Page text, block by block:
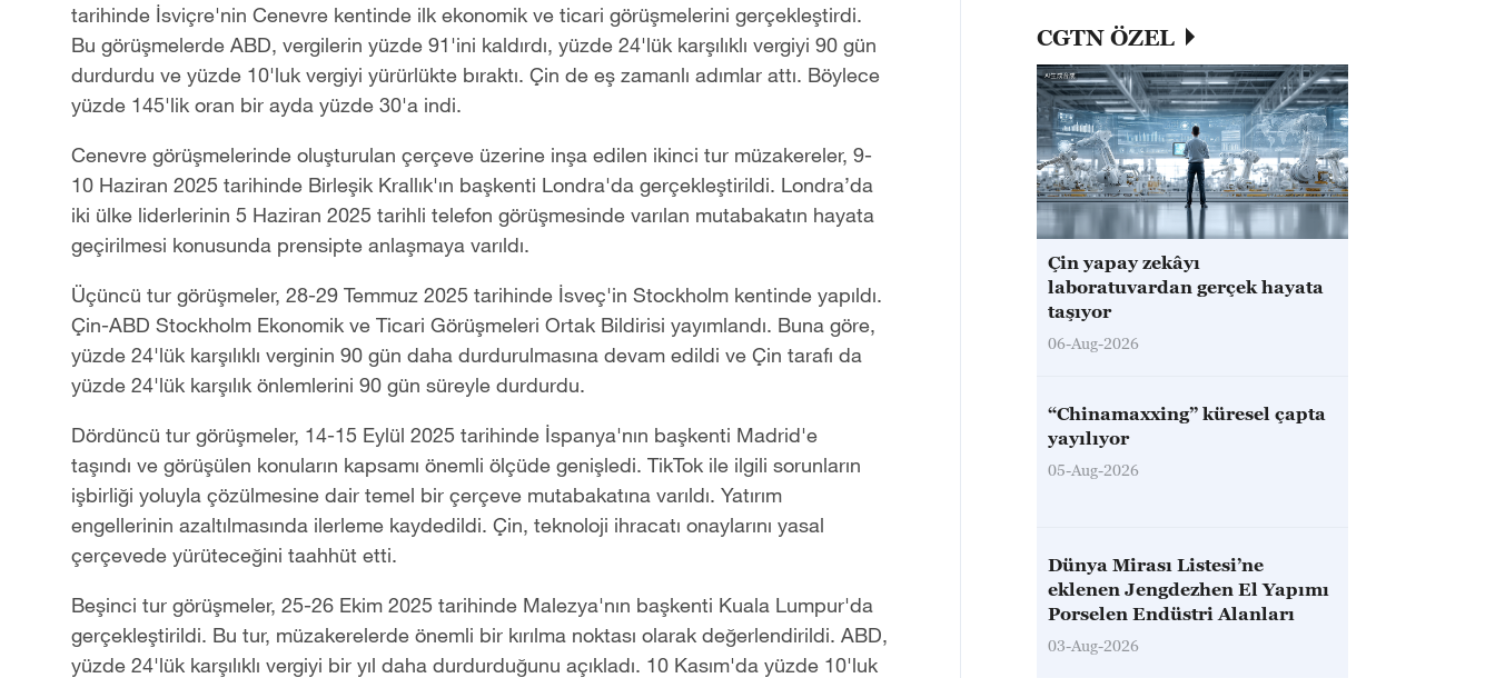
tarihinde İsviçre'nin Cenevre kentinde ilk ekonomik ve ticari görüşmelerini gerçekleştirdi.
Bu görüşmelerde ABD, vergilerin yüzde 91'ini kaldırdı, yüzde 24'lük karşılıklı vergiyi 90 gün
durdurdu ve yüzde 10'luk vergiyi yürürlükte bıraktı. Çin de eş zamanlı adımlar attı. Böylece
yüzde 145'lik oran bir ayda yüzde 30'a indi.
Cenevre görüşmelerinde oluşturulan çerçeve üzerine inşa edilen ikinci tur müzakereler, 9-
10 Haziran 2025 tarihinde Birleşik Krallık'ın başkenti Londra'da gerçekleştirildi. Londra’da
iki ülke liderlerinin 5 Haziran 2025 tarihli telefon görüşmesinde varılan mutabakatın hayata
geçirilmesi konusunda prensipte anlaşmaya varıldı.
Üçüncü tur görüşmeler, 28-29 Temmuz 2025 tarihinde İsveç'in Stockholm kentinde yapıldı.
Çin-ABD Stockholm Ekonomik ve Ticari Görüşmeleri Ortak Bildirisi yayımlandı. Buna göre,
yüzde 24'lük karşılıklı verginin 90 gün daha durdurulmasına devam edildi ve Çin tarafı da
yüzde 24'lük karşılık önlemlerini 90 gün süreyle durdurdu.
Dördüncü tur görüşmeler, 14-15 Eylül 2025 tarihinde İspanya'nın başkenti Madrid'e
taşındı ve görüşülen konuların kapsamı önemli ölçüde genişledi. TikTok ile ilgili sorunların
işbirliği yoluyla çözülmesine dair temel bir çerçeve mutabakatına varıldı. Yatırım
engellerinin azaltılmasında ilerleme kaydedildi. Çin, teknoloji ihracatı onaylarını yasal
çerçevede yürüteceğini taahhüt etti.
Beşinci tur görüşmeler, 25-26 Ekim 2025 tarihinde Malezya'nın başkenti Kuala Lumpur'da
gerçekleştirildi. Bu tur, müzakerelerde önemli bir kırılma noktası olarak değerlendirildi. ABD,
yüzde 24'lük karşılıklı vergiyi bir yıl daha durdurduğunu açıkladı. 10 Kasım'da yüzde 10'luk
CGTN ÖZEL
Çin yapay zekâyı
laboratuvardan gerçek hayata
taşıyor
06-Aug-2026
“Chinamaxxing” küresel çapta
yayılıyor
05-Aug-2026
Dünya Mirası Listesi’ne
eklenen Jengdezhen El Yapımı
Porselen Endüstri Alanları
03-Aug-2026